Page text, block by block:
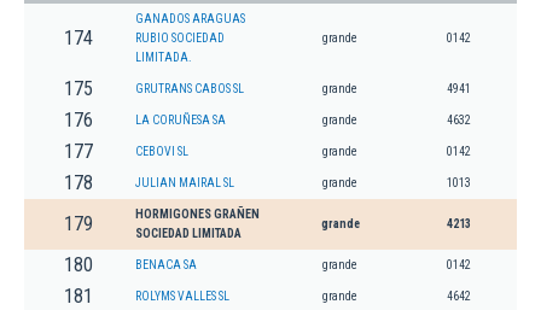
174
GANADOS ARAGUAS
RUBIO SOCIEDAD
LIMITADA.
grande 0142
175 GRUTRANS CABOS SL grande 4941
176 LA CORUÑESA SA grande 4632
177 CEBOVI SL grande 0142
178 JULIAN MAIRAL SL grande 1013
179
HORMIGONES GRAÑEN
SOCIEDAD LIMITADA
grande 4213
180 BENACA SA grande 0142
181 ROLYMS VALLES SL grande 4642